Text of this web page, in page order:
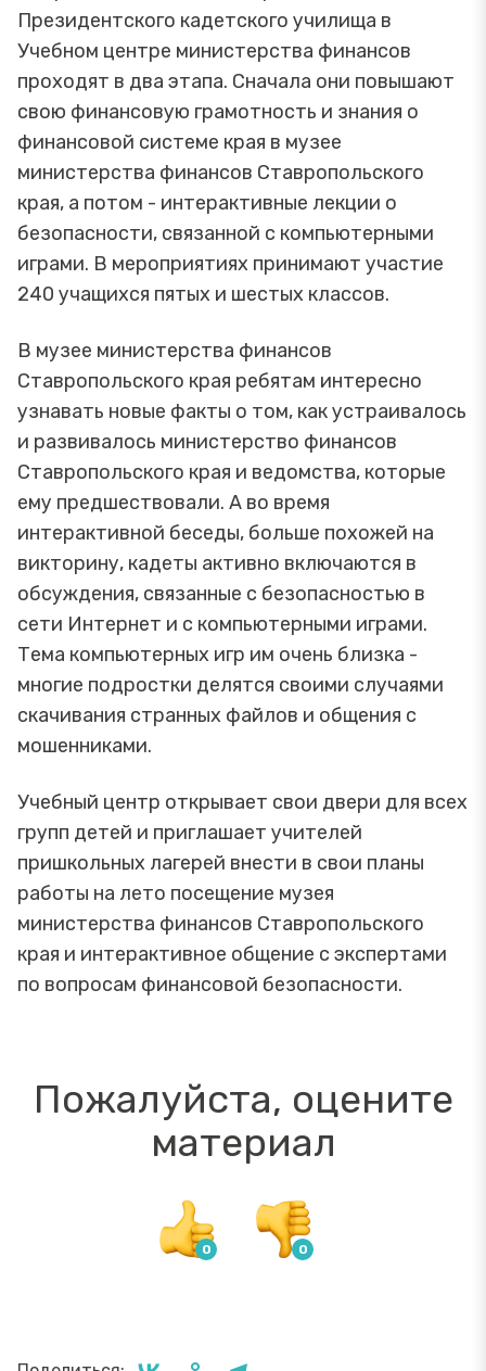
Президентского кадетского училища в
Учебном центре министерства финансов
проходят в два этапа. Сначала они повышают
свою финансовую грамотность и знания о
финансовой системе края в музее
министерства финансов Ставропольского
края, а потом - интерактивные лекции о
безопасности, связанной с компьютерными
играми. В мероприятиях принимают участие
240 учащихся пятых и шестых классов.
В музее министерства финансов
Ставропольского края ребятам интересно
узнавать новые факты о том, как устраивалось
и развивалось министерство финансов
Ставропольского края и ведомства, которые
ему предшествовали. А во время
интерактивной беседы, больше похожей на
викторину, кадеты активно включаются в
обсуждения, связанные с безопасностью в
сети Интернет и с компьютерными играми.
Тема компьютерных игр им очень близка -
многие подростки делятся своими случаями
скачивания странных файлов и общения с
мошенниками.
Учебный центр открывает свои двери для всех
групп детей и приглашает учителей
пришкольных лагерей внести в свои планы
работы на лето посещение музея
министерства финансов Ставропольского
края и интерактивное общение с экспертами
по вопросам финансовой безопасности.
Пожалуйста, оцените
материал